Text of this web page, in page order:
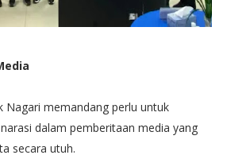
Nagari memandang perlu untuk
dalam pemberitaan media yang
secara utuh.